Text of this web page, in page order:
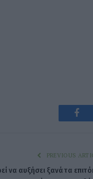
PREVIOUS
να αυξήσει ξανά τα